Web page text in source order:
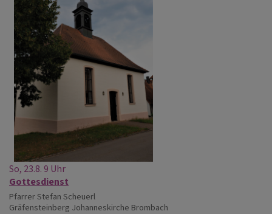
So, 23.8. 9 Uhr
Gottesdienst
Pfarrer Stefan Scheuerl
Gräfensteinberg Johanneskirche Brombach